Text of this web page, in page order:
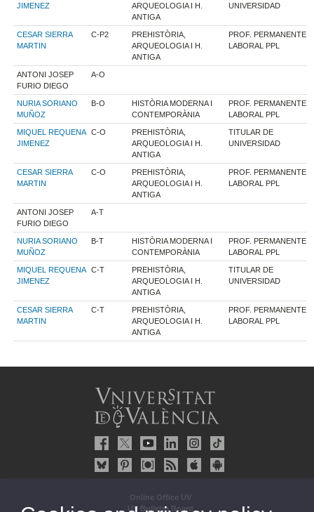
JIMENEZ
ARQUEOLOGIA I H.
ANTIGA
UNIVERSIDAD
CESAR SIERRA
MARTIN
C-P2
PREHISTÒRIA,
ARQUEOLOGIA I H.
ANTIGA
PROF. PERMANENTE
LABORAL PPL
ANTONI JOSEP
FURIO DIEGO
A-O
NURIA SORIANO
MUÑOZ
B-O
HISTÒRIA MODERNA I
CONTEMPORÀNIA
PROF. PERMANENTE
LABORAL PPL
MIQUEL REQUENA
JIMENEZ
C-O
PREHISTÒRIA,
ARQUEOLOGIA I H.
ANTIGA
TITULAR DE
UNIVERSIDAD
CESAR SIERRA
MARTIN
C-O
PREHISTÒRIA,
ARQUEOLOGIA I H.
ANTIGA
PROF. PERMANENTE
LABORAL PPL
ANTONI JOSEP
FURIO DIEGO
A-T
NURIA SORIANO
MUÑOZ
B-T
HISTÒRIA MODERNA I
CONTEMPORÀNIA
PROF. PERMANENTE
LABORAL PPL
MIQUEL REQUENA
JIMENEZ
C-T
PREHISTÒRIA,
ARQUEOLOGIA I H.
ANTIGA
TITULAR DE
UNIVERSIDAD
CESAR SIERRA
MARTIN
C-T
PREHISTÒRIA,
ARQUEOLOGIA I H.
ANTIGA
PROF. PERMANENTE
LABORAL PPL
Online Office UV
UV Bulletin Board